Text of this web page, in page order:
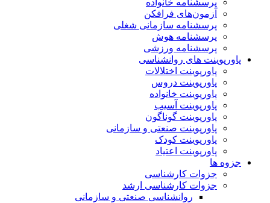
آزمون‌های فرافکن
پرسشنامه سازمانی شغلی
پرسشنامه هوش
پرسشنامه ورزشی
پاورپوینت های روانشناسی
پاورپوینت اختلالات
پاورپوینت دروس
پاورپوینت خانواده
پاورپوینت آسیب
پاورپوینت گوناگون
پاورپوینت صنعتی و سازمانی
پاورپوینت کودک
پاورپوینت اعتیاد
جزوه ها
جزوات کارشناسی
جزوات کارشناسی ارشد
روانشناسی صنعتی و سازمانی